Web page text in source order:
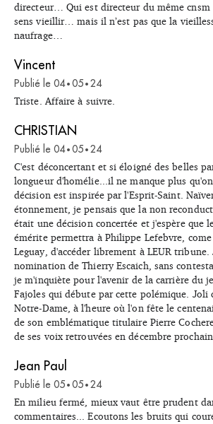
directeur… Qui est directeur du même cnsm
sens vieillir… mais il n’est pas que la
naufrage…
Vincent
Publié le 04 • 05 • 24
Triste. Affaire à suivre.
CHRISTIAN
Publié le 04 • 05 • 24
C'est déconcertant et si éloigné des belles
longueur d'homélie...il ne manque plus
décision est inspirée par l'Esprit-Saint.
étonnement, je pensais que la non
était une décision concertée et j'espère que
émérite permettra à Philippe Lefebvre, come
Leguay, d'accéder librement à LEUR
nomination de Thierry Escaich, sans
je m'inquiète pour l'avenir de la carrière du
Fajoles qui débute par cette polémique. Joli
Notre-Dame, à l'heure où l'on fête le
de son emblématique titulaire Pierre
de ses voix retrouvées en décembre
Jean Paul
Publié le 05 • 05 • 24
En milieu fermé, mieux vaut être prudent
commentaires... Ecoutons les bruits qui